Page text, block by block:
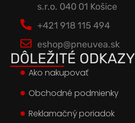
s.r.o. 040 01 Košice
+421 918 115 494
eshop@pneuvea.sk
DÔLEŽITÉ ODKAZY
Ako nakupovať
Obchodné podmienky
Reklamačný poriadok